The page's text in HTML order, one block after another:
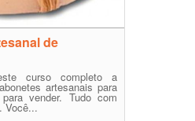
de
curso completo a
artesanais para
vender. Tudo com
Você...